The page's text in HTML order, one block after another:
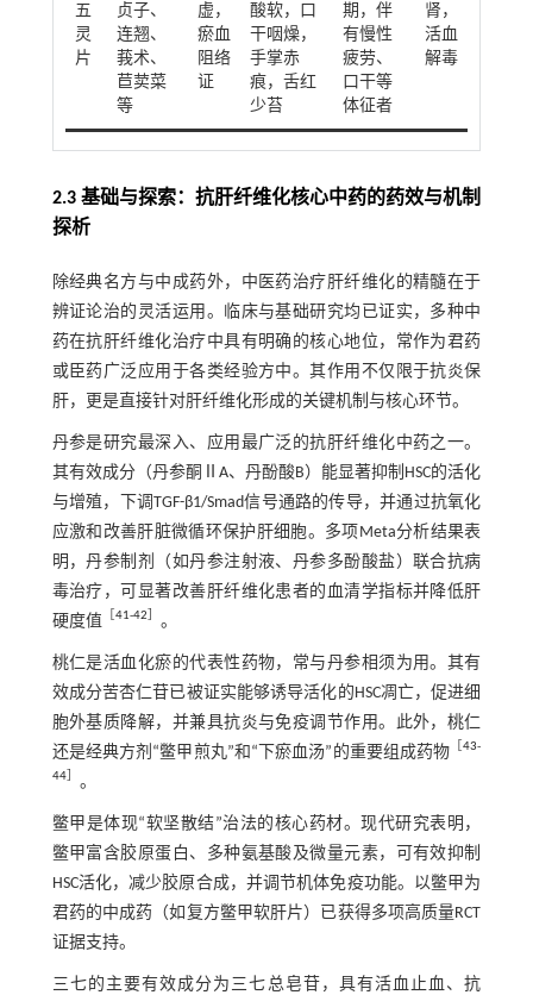
五
灵
片
贞子、
连翘、
莪术、
苣荬菜
等
虚，
瘀血
阻络
证
酸软，口
干咽燥，
手掌赤
痕，舌红
少苔
期，伴
有慢性
疲劳、
口干等
体征者
肾，
活血
解毒
2.3 基础与探索：抗肝纤维化核心中药的药效与机制
探析
除经典名方与中成药外，中医药治疗肝纤维化的精髓在于
辨证论治的灵活运用。临床与基础研究均已证实，多种中
药在抗肝纤维化治疗中具有明确的核心地位，常作为君药
或臣药广泛应用于各类经验方中。其作用不仅限于抗炎保
肝，更是直接针对肝纤维化形成的关键机制与核心环节。
丹参是研究最深入、应用最广泛的抗肝纤维化中药之一。
其有效成分（丹参酮ⅡA、丹酚酸B）能显著抑制HSC的活化
与增殖，下调TGF-β1/Smad信号通路的传导，并通过抗氧化
应激和改善肝脏微循环保护肝细胞。多项Meta分析结果表
明，丹参制剂（如丹参注射液、丹参多酚酸盐）联合抗病
毒治疗，可显著改善肝纤维化患者的血清学指标并降低肝
硬度值 ［41-42］ 。
桃仁是活血化瘀的代表性药物，常与丹参相须为用。其有
效成分苦杏仁苷已被证实能够诱导活化的HSC凋亡，促进细
胞外基质降解，并兼具抗炎与免疫调节作用。此外，桃仁
还是经典方剂“鳖甲煎丸”和“下瘀血汤”的重要组成药物 ［43-
44］ 。
鳖甲是体现“软坚散结”治法的核心药材。现代研究表明，
鳖甲富含胶原蛋白、多种氨基酸及微量元素，可有效抑制
HSC活化，减少胶原合成，并调节机体免疫功能。以鳖甲为
君药的中成药（如复方鳖甲软肝片）已获得多项高质量RCT
证据支持。
三七的主要有效成分为三七总皂苷，具有活血止血、抗